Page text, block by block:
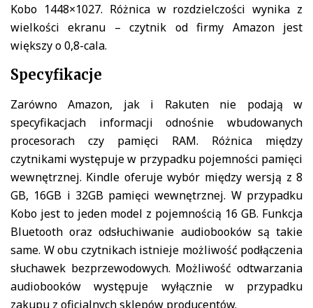
Kobo 1448×1027. Różnica w rozdzielczości wynika z
wielkości ekranu – czytnik od firmy Amazon jest
większy o 0,8-cala.
Specyfikacje
Zarówno Amazon, jak i Rakuten nie podają w
specyfikacjach informacji odnośnie wbudowanych
procesorach czy pamięci RAM. Różnica między
czytnikami występuje w przypadku pojemności pamięci
wewnętrznej. Kindle oferuje wybór między wersją z 8
GB, 16GB i 32GB pamięci wewnętrznej. W przypadku
Kobo jest to jeden model z pojemnością 16 GB. Funkcja
Bluetooth oraz odsłuchiwanie audiobooków są takie
same. W obu czytnikach istnieje możliwość podłączenia
słuchawek bezprzewodowych. Możliwość odtwarzania
audiobooków występuje wyłącznie w przypadku
zakupu z oficjalnych sklepów producentów.